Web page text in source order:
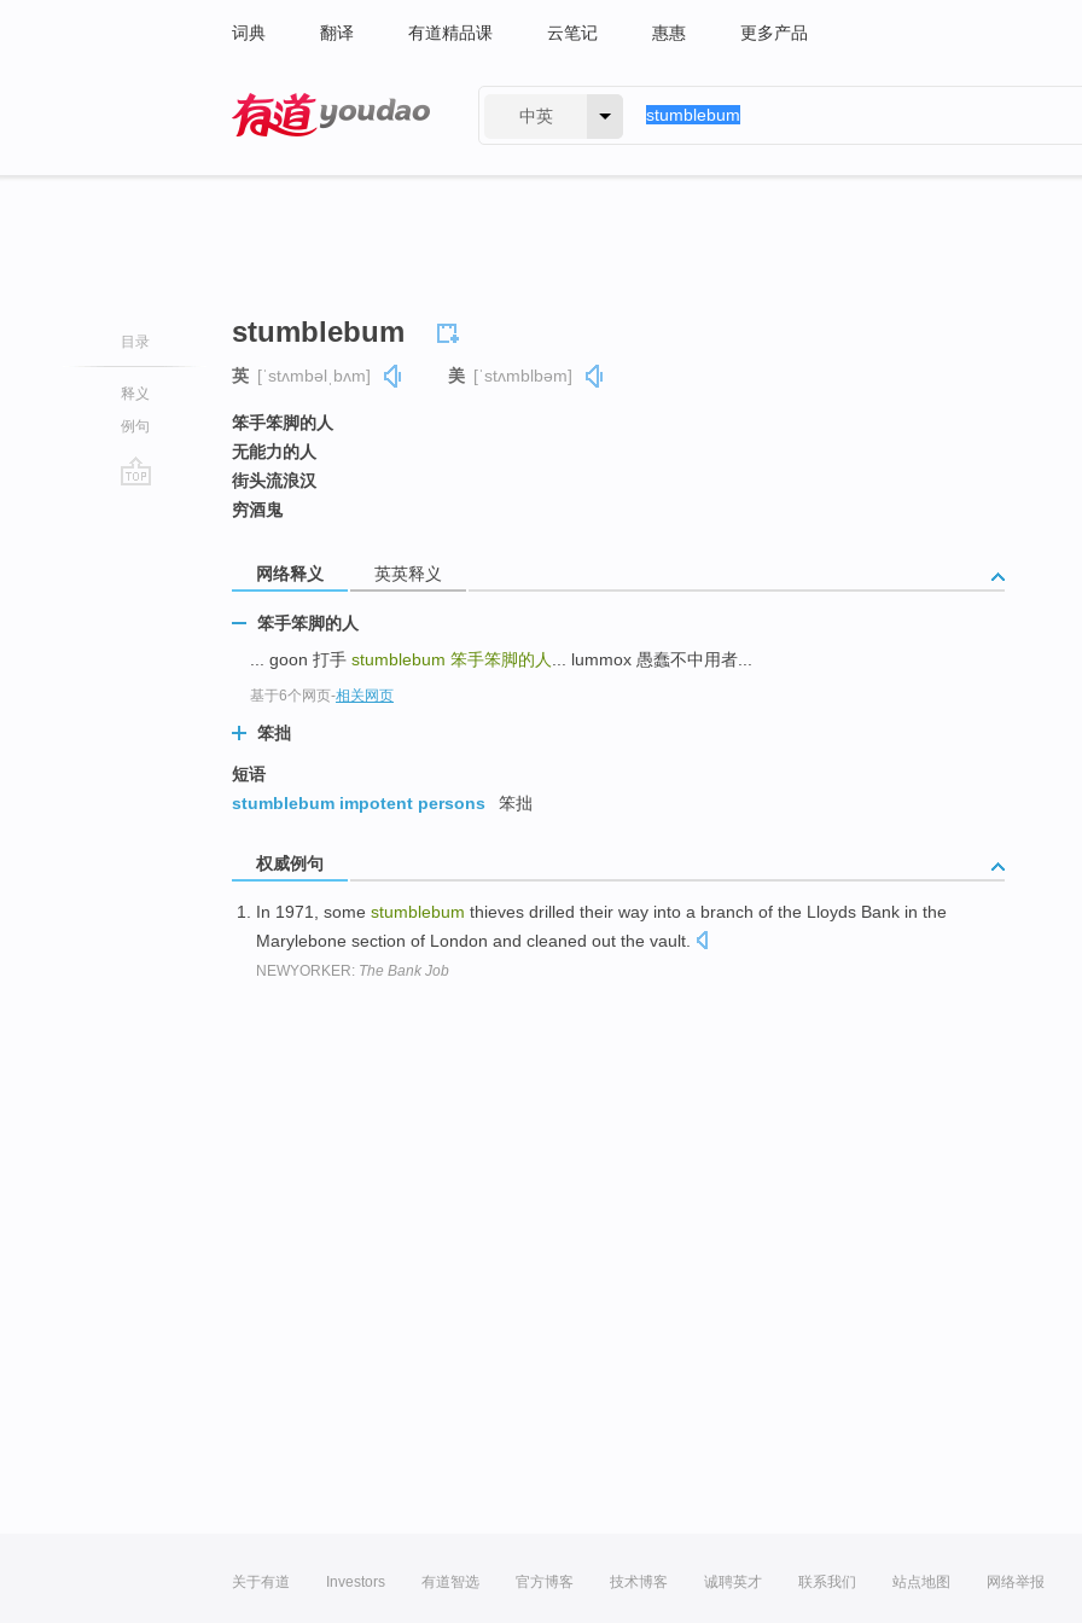
词典 翻译 有道精品课 云笔记 惠惠 更多产品
中英
目录
释义
例句
stumblebum
英 [ˈstʌmbəlˌbʌm] 美 [ˈstʌmblbəm]
笨手笨脚的人
无能力的人
街头流浪汉
穷酒鬼
网络释义 英英释义
笨手笨脚的人
... goon 打手 stumblebum 笨手笨脚的人 ... lummox 愚蠢不中用者...
基于6个网页-相关网页
笨拙
短语
stumblebum impotent persons
笨拙
权威例句
In 1971, some stumblebum thieves drilled their way into a branch of the Lloyds Bank in the
Marylebone section of London and cleaned out the vault.
NEWYORKER: The Bank Job
关于有道 Investors 有道智选 官方博客 技术博客 诚聘英才 联系我们 站点地图 网络举报